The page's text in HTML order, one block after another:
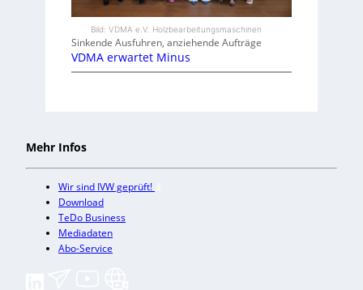
Bild: VDMA e.V. Holzbearbeitungsmaschinen
Sinkende Ausfuhren, anziehende Aufträge
VDMA erwartet Minus
Mehr Infos
Wir sind IVW geprüft!
Download
TeDo Business
Mediadaten
Abo-Service